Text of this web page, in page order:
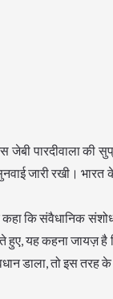
पारदीवाला की
जारी रखी। भारत
कहा कि संवैधानिक
हुए, यह कहना जायज़ है
डाला, तो इस तरह के